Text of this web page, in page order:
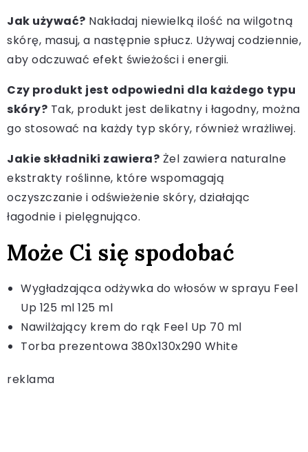
Jak używać? Nakładaj niewielką ilość na wilgotną
skórę, masuj, a następnie spłucz. Używaj codziennie,
aby odczuwać efekt świeżości i energii.
Czy produkt jest odpowiedni dla każdego typu
skóry? Tak, produkt jest delikatny i łagodny, można
go stosować na każdy typ skóry, również wrażliwej.
Jakie składniki zawiera? Żel zawiera naturalne
ekstrakty roślinne, które wspomagają
oczyszczanie i odświeżenie skóry, działając
łagodnie i pielęgnująco.
Może Ci się spodobać
Wygładzająca odżywka do włosów w sprayu Feel
Up 125 ml 125 ml
Nawilżający krem do rąk Feel Up 70 ml
Torba prezentowa 380x130x290 White
reklama